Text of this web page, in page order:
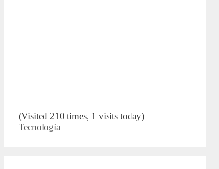
(Visited 210 times, 1 visits today)
Categorías
Tecnología